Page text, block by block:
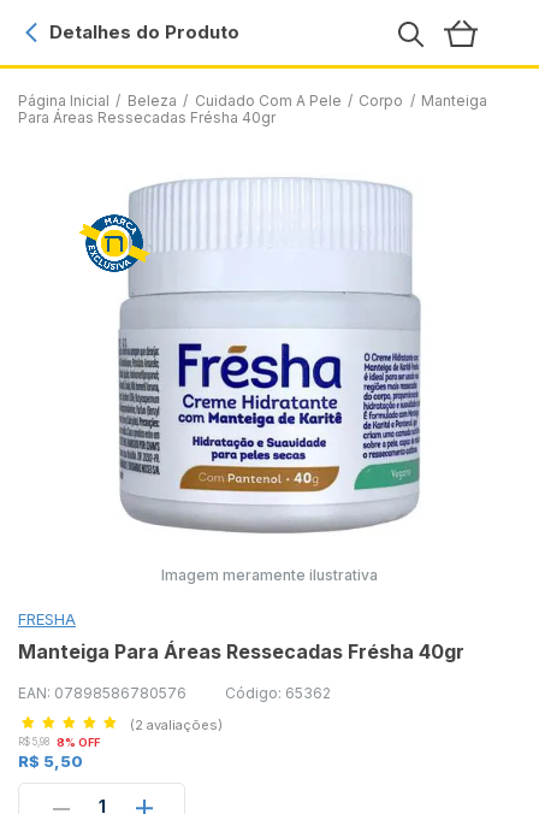
Página Inicial / Beleza / Cuidado Com A Pele / Corpo / Manteiga
Para Áreas Ressecadas Frésha 40gr
Detalhes do Produto
Imagem meramente ilustrativa
FRESHA
Manteiga Para Áreas Ressecadas Frésha 40gr
EAN: 07898586780576 Código: 65362
(2 avaliações)
R$ 5,98 8% OFF
R$ 5,50
1